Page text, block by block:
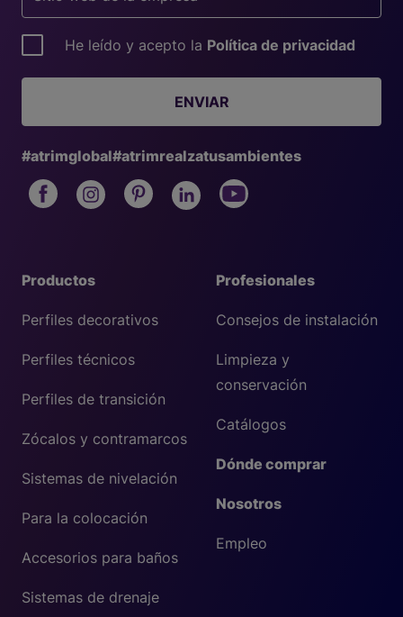
Profesionales
Consejos de instalación
Limpieza y
conservación
Catálogos
Dónde comprar
Nosotros
Empleo
Productos
Perfiles decorativos
Perfiles técnicos
Perfiles de transición
Zócalos y contramarcos
Sistemas de nivelación
Para la colocación
Accesorios para baños
Sistemas de drenaje
He leído y acepto la Política de privacidad
ENVIAR
#atrimglobal#atrimrealzatusambientes